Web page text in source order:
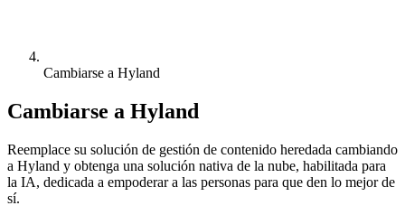
Cambiarse a Hyland
Cambiarse a Hyland
Reemplace su solución de gestión de contenido heredada cambiando
a Hyland y obtenga una solución nativa de la nube, habilitada para
la IA, dedicada a empoderar a las personas para que den lo mejor de
sí.